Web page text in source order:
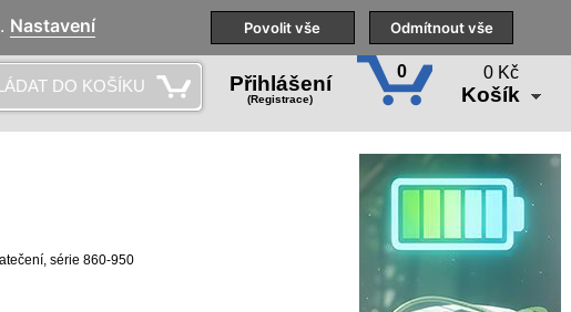
Naše pobočky Technická podpora Školení
DO KOŠÍKU Přihlášení
(Registrace)
0 0 Kč
Košík
série 860-950
Nastavení Povolit vše Odmítnout vše